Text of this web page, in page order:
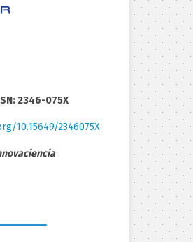
2346-075X
10.15649/2346075X